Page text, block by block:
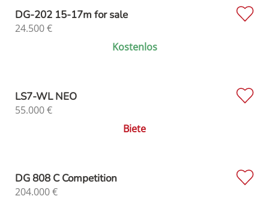
DG-202 15-17m for sale
24.500€
Kostenlos
LS7-WL NEO
55.000€
Biete
DG 808 C Competition
204.000€